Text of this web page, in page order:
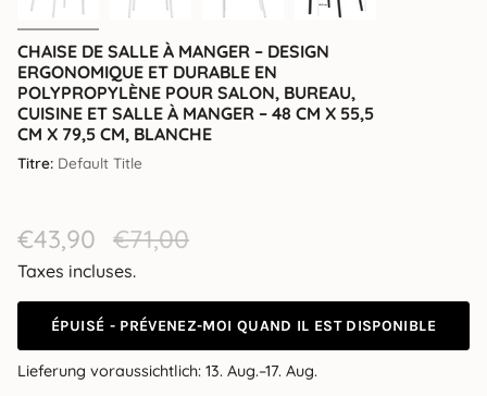
CHAISE DE SALLE À MANGER – DESIGN
ERGONOMIQUE ET DURABLE EN
POLYPROPYLÈNE POUR SALON, BUREAU,
CUISINE ET SALLE À MANGER – 48 CM X 55,5
CM X 79,5 CM, BLANCHE
Titre: Default Title
Prix
de
vente
€43,90 Prix
régulier
€71,00
Taxes incluses.
ÉPUISÉ - PRÉVENEZ-MOI QUAND IL EST DISPONIBLE
Lieferung voraussichtlich: 13. Aug.–17. Aug.